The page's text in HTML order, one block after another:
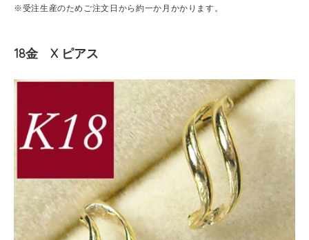
※受注生産のためご注文日から約一か月かかります。
18金 X ピアス